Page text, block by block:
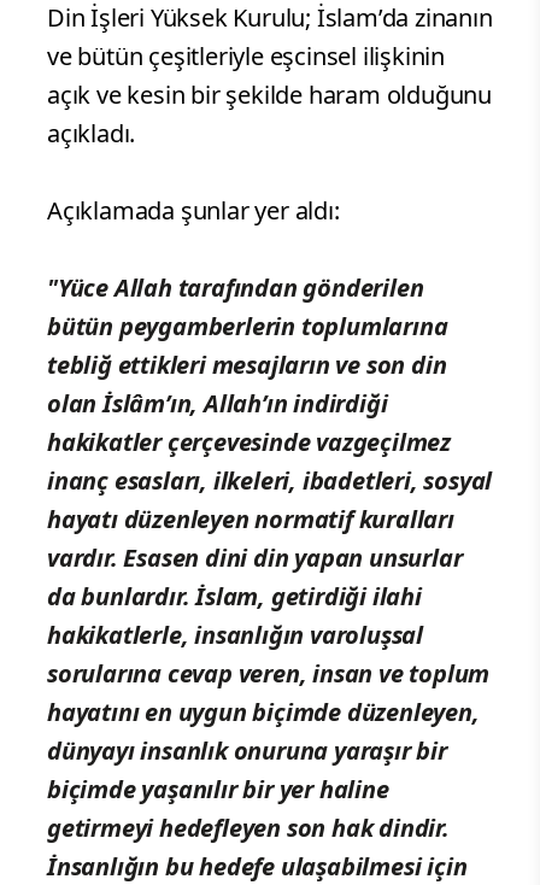
Din İşleri Yüksek Kurulu; İslam’da zinanın
ve bütün çeşitleriyle eşcinsel ilişkinin
açık ve kesin bir şekilde haram olduğunu
açıkladı.
Açıklamada şunlar yer aldı:
"Yüce Allah tarafından gönderilen
bütün peygamberlerin toplumlarına
tebliğ ettikleri mesajların ve son din
olan İslâm’ın, Allah’ın indirdiği
hakikatler çerçevesinde vazgeçilmez
inanç esasları, ilkeleri, ibadetleri, sosyal
hayatı düzenleyen normatif kuralları
vardır. Esasen dini din yapan unsurlar
da bunlardır. İslam, getirdiği ilahi
hakikatlerle, insanlığın varoluşsal
sorularına cevap veren, insan ve toplum
hayatını en uygun biçimde düzenleyen,
dünyayı insanlık onuruna yaraşır bir
biçimde yaşanılır bir yer haline
getirmeyi hedefleyen son hak dindir.
İnsanlığın bu hedefe ulaşabilmesi için